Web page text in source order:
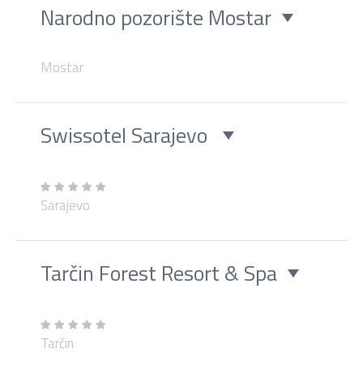
Narodno pozorište Mostar
Mostar
Swissotel Sarajevo
Sarajevo
Tarčin Forest Resort & Spa
Tarčin